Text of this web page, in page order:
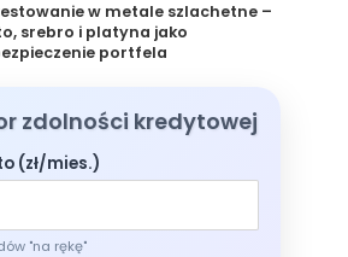
w metale szlachetne –
srebro i platyna jako
portfela
zdolności kredytowej
(zł/mies.)
"na rękę"